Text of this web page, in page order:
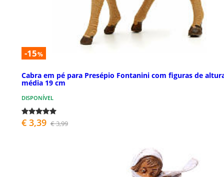
-15%
Cabra em pé para Presépio Fontanini com figuras de
média 19 cm
DISPONÍVEL
€ 3,39 € 3,99